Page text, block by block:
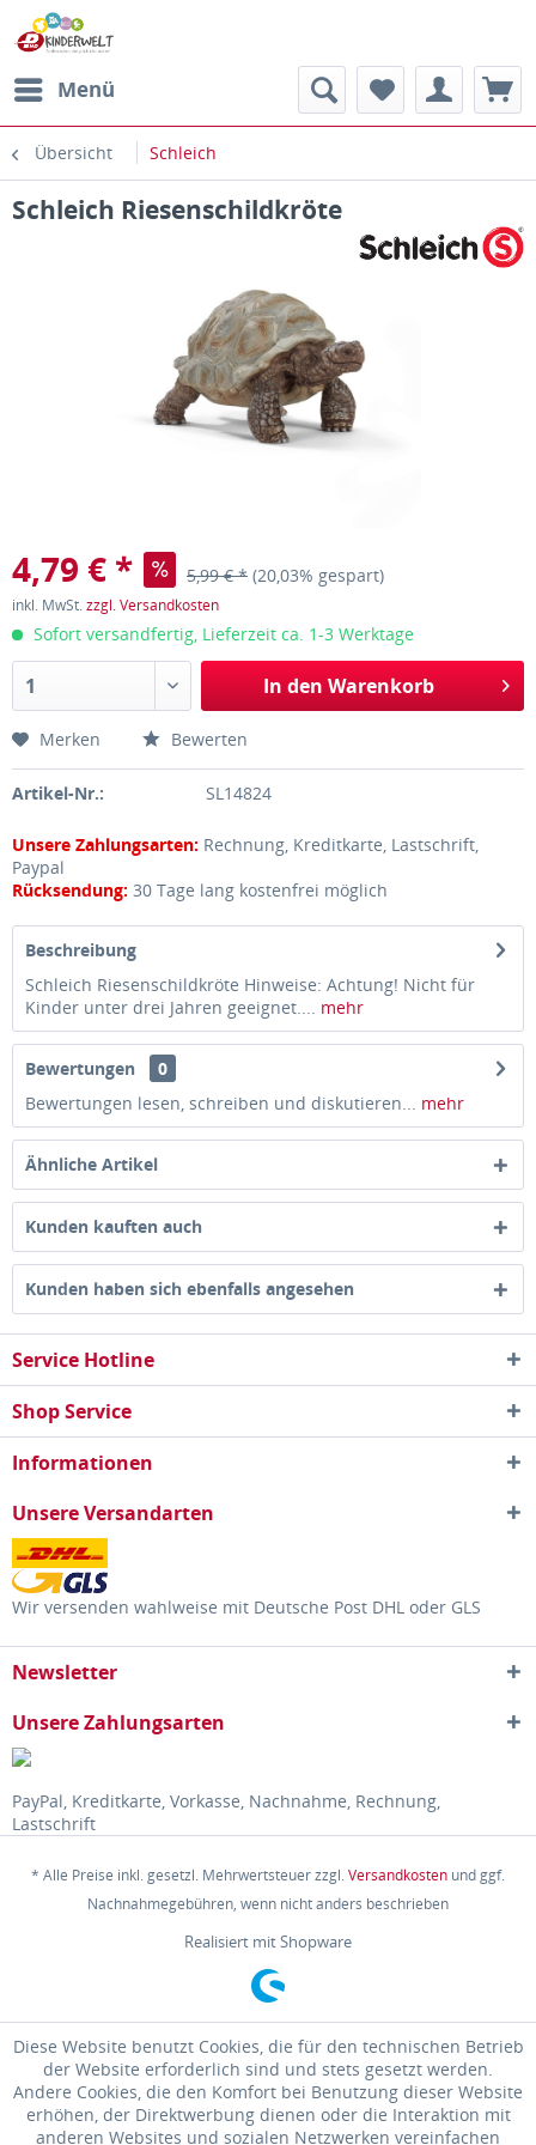
Menü
Übersicht Schleich
Schleich Riesenschildkröte
4,79 € * 5,99 € * (20,03% gespart)
inkl. MwSt.zzgl. Versandkosten
Sofort versandfertig, Lieferzeit ca. 1-3 Werktage
In den Warenkorb
Merken Bewerten
Artikel-Nr.: SL14824
Unsere Zahlungsarten: Rechnung, Kreditkarte, Lastschrift,
Paypal
Rücksendung: 30 Tage lang kostenfrei möglich
Beschreibung
Schleich Riesenschildkröte Hinweise: Achtung! Nicht für
Kinder unter drei Jahren geeignet.... mehr
Bewertungen
0
Bewertungen lesen, schreiben und diskutieren... mehr
Ähnliche Artikel
Kunden kauften auch
Kunden haben sich ebenfalls angesehen
Service Hotline
Shop Service
Informationen
Unsere Versandarten
Wir versenden wahlweise mit Deutsche Post DHL oder GLS
Newsletter
Unsere Zahlungsarten
PayPal, Kreditkarte, Vorkasse, Nachnahme, Rechnung,
Lastschrift
* Alle Preise inkl. gesetzl. Mehrwertsteuer zzgl.Versandkosten und ggf.
Nachnahmegebühren, wenn nicht anders beschrieben
Realisiert mit Shopware
Diese Website benutzt Cookies, die für den technischen Betrieb
der Website erforderlich sind und stets gesetzt werden.
Andere Cookies, die den Komfort bei Benutzung dieser Website
erhöhen, der Direktwerbung dienen oder die Interaktion mit
anderen Websites und sozialen Netzwerken vereinfachen